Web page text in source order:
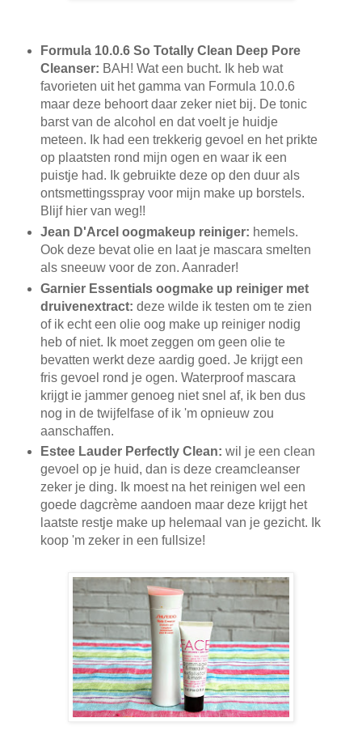
Formula 10.0.6 So Totally Clean Deep Pore
Cleanser: BAH! Wat een bucht. Ik heb wat
favorieten uit het gamma van Formula 10.0.6
maar deze behoort daar zeker niet bij. De tonic
barst van de alcohol en dat voelt je huidje
meteen. Ik had een trekkerig gevoel en het prikte
op plaatsten rond mijn ogen en waar ik een
puistje had. Ik gebruikte deze op den duur als
ontsmettingsspray voor mijn make up borstels.
Blijf hier van weg!!
Jean D'Arcel oogmakeup reiniger: hemels.
Ook deze bevat olie en laat je mascara smelten
als sneeuw voor de zon. Aanrader!
Garnier Essentials oogmake up reiniger met
druivenextract: deze wilde ik testen om te zien
of ik echt een olie oog make up reiniger nodig
heb of niet. Ik moet zeggen om geen olie te
bevatten werkt deze aardig goed. Je krijgt een
fris gevoel rond je ogen. Waterproof mascara
krijgt ie jammer genoeg niet snel af, ik ben dus
nog in de twijfelfase of ik 'm opnieuw zou
aanschaffen.
Estee Lauder Perfectly Clean: wil je een clean
gevoel op je huid, dan is deze creamcleanser
zeker je ding. Ik moest na het reinigen wel een
goede dagcrème aandoen maar deze krijgt het
laatste restje make up helemaal van je gezicht. Ik
koop 'm zeker in een fullsize!